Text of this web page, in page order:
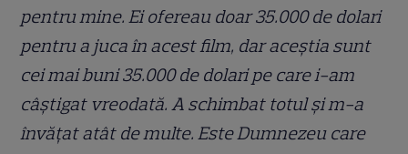
pentru mine. Ei ofereau doar 35.000 de dolari
pentru a juca în acest film, dar aceștia sunt
cei mai buni 35.000 de dolari pe care i-am
câștigat vreodată. A schimbat totul și m-a
învățat atât de multe. Este Dumnezeu care